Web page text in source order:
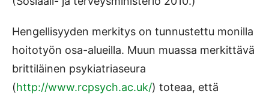
Hengellisyyden merkitys on tunnustettu monilla
hoitotyön osa-alueilla. Muun muassa merkittävä
brittiläinen psykiatriaseura
(http://www.rcpsych.ac.uk/) toteaa, että